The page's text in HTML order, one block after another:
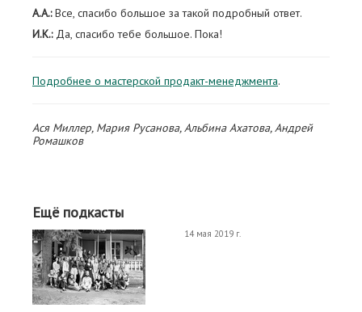
А.А.:Все, спасибо большое за такой подробный ответ.
И.К.:Да, спасибо тебе большое. Пока!
Подробнее о мастерской продакт-менеджмента.
Ася Миллер, Мария Русанова, Альбина Ахатова, Андрей
Ромашков
Ещё подкасты
14 мая 2019 г.